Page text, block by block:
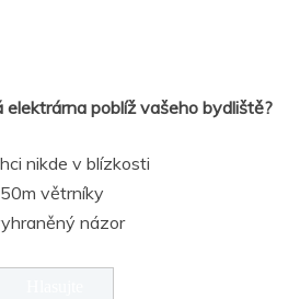
poblíž vašeho bydliště?
nikde v blízkosti
větrníky
názor